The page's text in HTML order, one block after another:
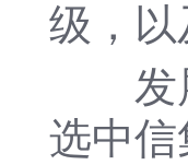
级，以
发展
选中信